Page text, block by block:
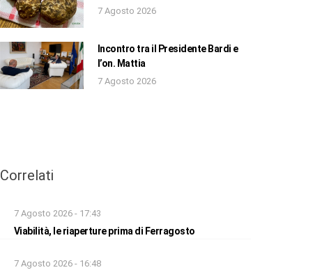
7 Agosto 2026
Incontro tra il Presidente Bardi e
l’on. Mattia
7 Agosto 2026
Correlati
7 Agosto 2026 - 17:43
Viabilità, le riaperture prima di Ferragosto
7 Agosto 2026 - 16:48